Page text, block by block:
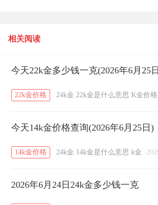
相关阅读
今天22k金多少钱一克(2026年6月25
22k金价格 24k金 22k金是什么意思 K金价格
今天14k金价格查询(2026年6月25日)
14k金价格 24k金 14k金是什么意思 k金 ·
2026年6月24日24k金多少钱一克